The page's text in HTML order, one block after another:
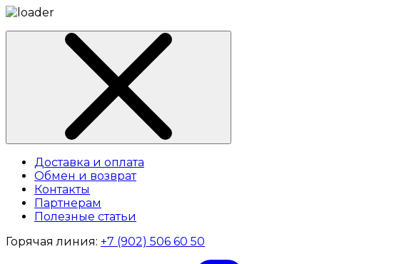
Доставка и оплата
Обмен и возврат
Контакты
Партнерам
Полезные статьи
Горячая линия: +7 (902) 506 60 50